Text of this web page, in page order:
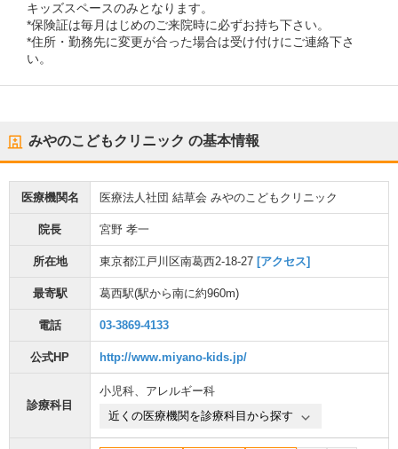
キッズスペースのみとなります。
*保険証は毎月はじめのご来院時に必ずお持ち下さい。
*住所・勤務先に変更が合った場合は受け付けにご連絡下さ
い。
みやのこどもクリニック の基本情報
医療機関名 医療法人社団 結草会 みやのこどもクリニック
院長 宮野 孝一
所在地 東京都江戸川区南葛西2-18-27 [アクセス]
最寄駅 葛西駅(駅から南に約960m)
電話 03-3869-4133
公式HP http://www.miyano-kids.jp/
診療科目
小児科、 アレルギー科
近くの医療機関を診療科目から探す